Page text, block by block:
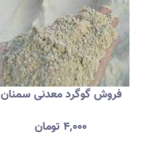
فروش گوگرد معدنی سمنان
۴,۰۰۰تومان